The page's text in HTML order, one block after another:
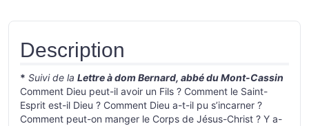
Description
* Suivi de la Lettre à dom Bernard, abbé du Mont-Cassin
Comment Dieu peut-il avoir un Fils ? Comment le Saint-
Esprit est-il Dieu ? Comment Dieu a-t-il pu s’incarner ?
Comment peut-on manger le Corps de Jésus­-Christ ? Y a-